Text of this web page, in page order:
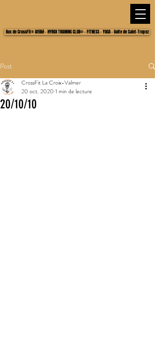
Box de CrossFit® Affilié - HYROX TRAINING CLUB® - FITNESS - YOGA - Golfe de Saint-Tropez
Post
20/10/10
CrossFit La Croix-Valmer
20 oct. 2020 1 min de lecture